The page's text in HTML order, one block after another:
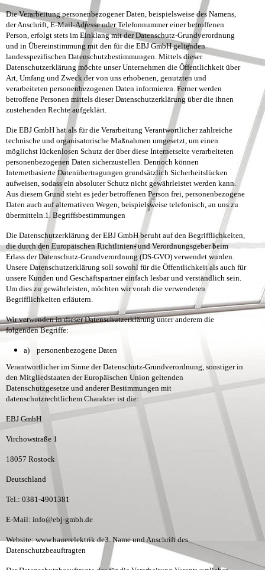
Die Verarbeitung personenbezogener Daten, beispielsweise des Namens,
der Anschrift, E-Mail-Adresse oder Telefonnummer einer betroffenen
Person, erfolgt stets im Einklang mit der Datenschutz-Grundverordnung
und in Übereinstimmung mit den für die EBJ GmbH geltenden
landesspezifischen Datenschutzbestimmungen. Mittels dieser
Datenschutzerklärung möchte unser Unternehmen die Öffentlichkeit über
Art, Umfang und Zweck der von uns erhobenen, genutzten und
verarbeiteten personenbezogenen Daten informieren. Ferner werden
betroffene Personen mittels dieser Datenschutzerklärung über die ihnen
zustehenden Rechte aufgeklärt.
Die EBJ GmbH hat als für die Verarbeitung Verantwortlicher zahlreiche
technische und organisatorische Maßnahmen umgesetzt, um einen
möglichst lückenlosen Schutz der über diese Internetseite verarbeiteten
personenbezogenen Daten sicherzustellen. Dennoch können
Internetbasierte Datenübertragungen grundsätzlich Sicherheitslücken
aufweisen, sodass ein absoluter Schutz nicht gewährleistet werden kann.
Aus diesem Grund steht es jeder betroffenen Person frei, personenbezogene
Daten auch auf alternativen Wegen, beispielsweise telefonisch, an uns zu
übermitteln.1. Begriffsbestimmungen
Die Datenschutzerklärung der EBJ GmbH beruht auf den Begrifflichkeiten,
die durch den Europäischen Richtlinien- und Verordnungsgeber beim
Erlass der Datenschutz-Grundverordnung (DS-GVO) verwendet wurden.
Unsere Datenschutzerklärung soll sowohl für die Öffentlichkeit als auch für
unsere Kunden und Geschäftspartner einfach lesbar und verständlich sein.
Um dies zu gewährleisten, möchten wir vorab die verwendeten
Begrifflichkeiten erläutern.
Wir verwenden in dieser Datenschutzerklärung unter anderem die
folgenden Begriffe:
a) personenbezogene Daten
Verantwortlicher im Sinne der Datenschutz-Grundverordnung, sonstiger in
den Mitgliedstaaten der Europäischen Union geltenden
Datenschutzgesetze und anderer Bestimmungen mit
datenschutzrechtlichem Charakter ist die:
EBJ GmbH
Virchowstraße 1
18057 Rostock
Deutschland
Tel.: 0381-4901381
E-Mail: info@ebj-gmbh.de
Website: www.bauerelektrik.de3. Name und Anschrift des
Datenschutzbeauftragten